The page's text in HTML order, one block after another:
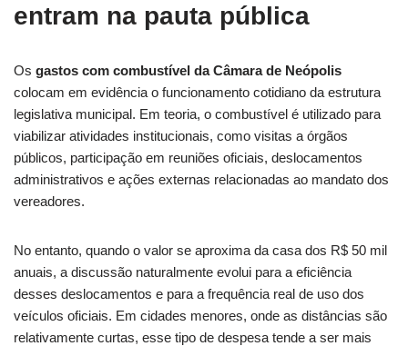
entram na pauta pública
Os gastos com combustível da Câmara de Neópolis
colocam em evidência o funcionamento cotidiano da estrutura
legislativa municipal. Em teoria, o combustível é utilizado para
viabilizar atividades institucionais, como visitas a órgãos
públicos, participação em reuniões oficiais, deslocamentos
administrativos e ações externas relacionadas ao mandato dos
vereadores.
No entanto, quando o valor se aproxima da casa dos R$ 50 mil
anuais, a discussão naturalmente evolui para a eficiência
desses deslocamentos e para a frequência real de uso dos
veículos oficiais. Em cidades menores, onde as distâncias são
relativamente curtas, esse tipo de despesa tende a ser mais